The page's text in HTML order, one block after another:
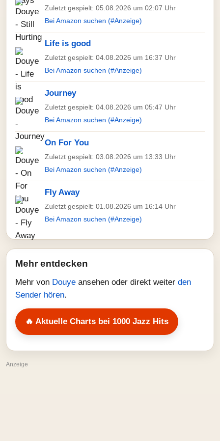
Zuletzt gespielt: 05.08.2026 um 02:07 Uhr
Bei Amazon suchen (#Anzeige)
Life is good
Zuletzt gespielt: 04.08.2026 um 16:37 Uhr
Bei Amazon suchen (#Anzeige)
Journey
Zuletzt gespielt: 04.08.2026 um 05:47 Uhr
Bei Amazon suchen (#Anzeige)
On For You
Zuletzt gespielt: 03.08.2026 um 13:33 Uhr
Bei Amazon suchen (#Anzeige)
Fly Away
Zuletzt gespielt: 01.08.2026 um 16:14 Uhr
Bei Amazon suchen (#Anzeige)
Mehr entdecken
Mehr von Douye ansehen oder direkt weiter den
Sender hören.
🔥 Aktuelle Charts bei 1000 Jazz Hits
Anzeige